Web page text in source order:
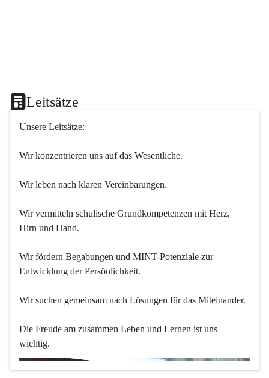
Leitsätze
Unsere Leitsätze:
Wir konzentrieren uns auf das Wesentliche.
Wir leben nach klaren Vereinbarungen.
Wir vermitteln schulische Grundkompetenzen mit Herz,
Hirn und Hand.
Wir fördern Begabungen und MINT-Potenziale zur
Entwicklung der Persönlichkeit.
Wir suchen gemeinsam nach Lösungen für das Miteinander.
Die Freude am zusammen Leben und Lernen ist uns
wichtig.